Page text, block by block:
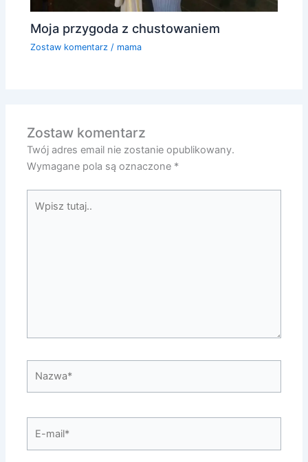
Moja przygoda z chustowaniem
Zostaw komentarz / mama
Zostaw komentarz
Twój adres email nie zostanie opublikowany.
Wymagane pola są oznaczone *
tutaj..
mail*